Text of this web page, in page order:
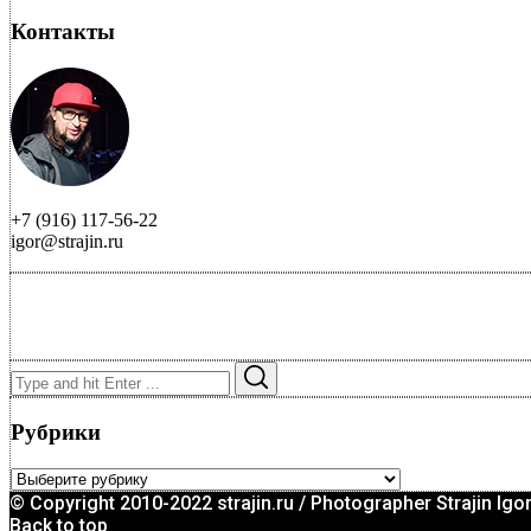
Контакты
+7 (916) 117-56-22
igor@strajin.ru
Search
for:
Рубрики
Рубрики
© Copyright 2010-2022 strajin.ru / Photographer Strajin Igor
Back to top